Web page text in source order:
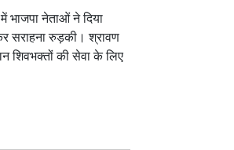
नेताओं ने दिया
सराहना रुड़की। श्रावण
शिवभक्तों की सेवा के लिए